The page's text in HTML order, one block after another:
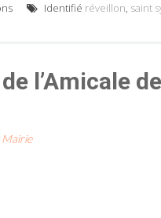
Identifié réveillon, saint
l’Amicale
Mairie